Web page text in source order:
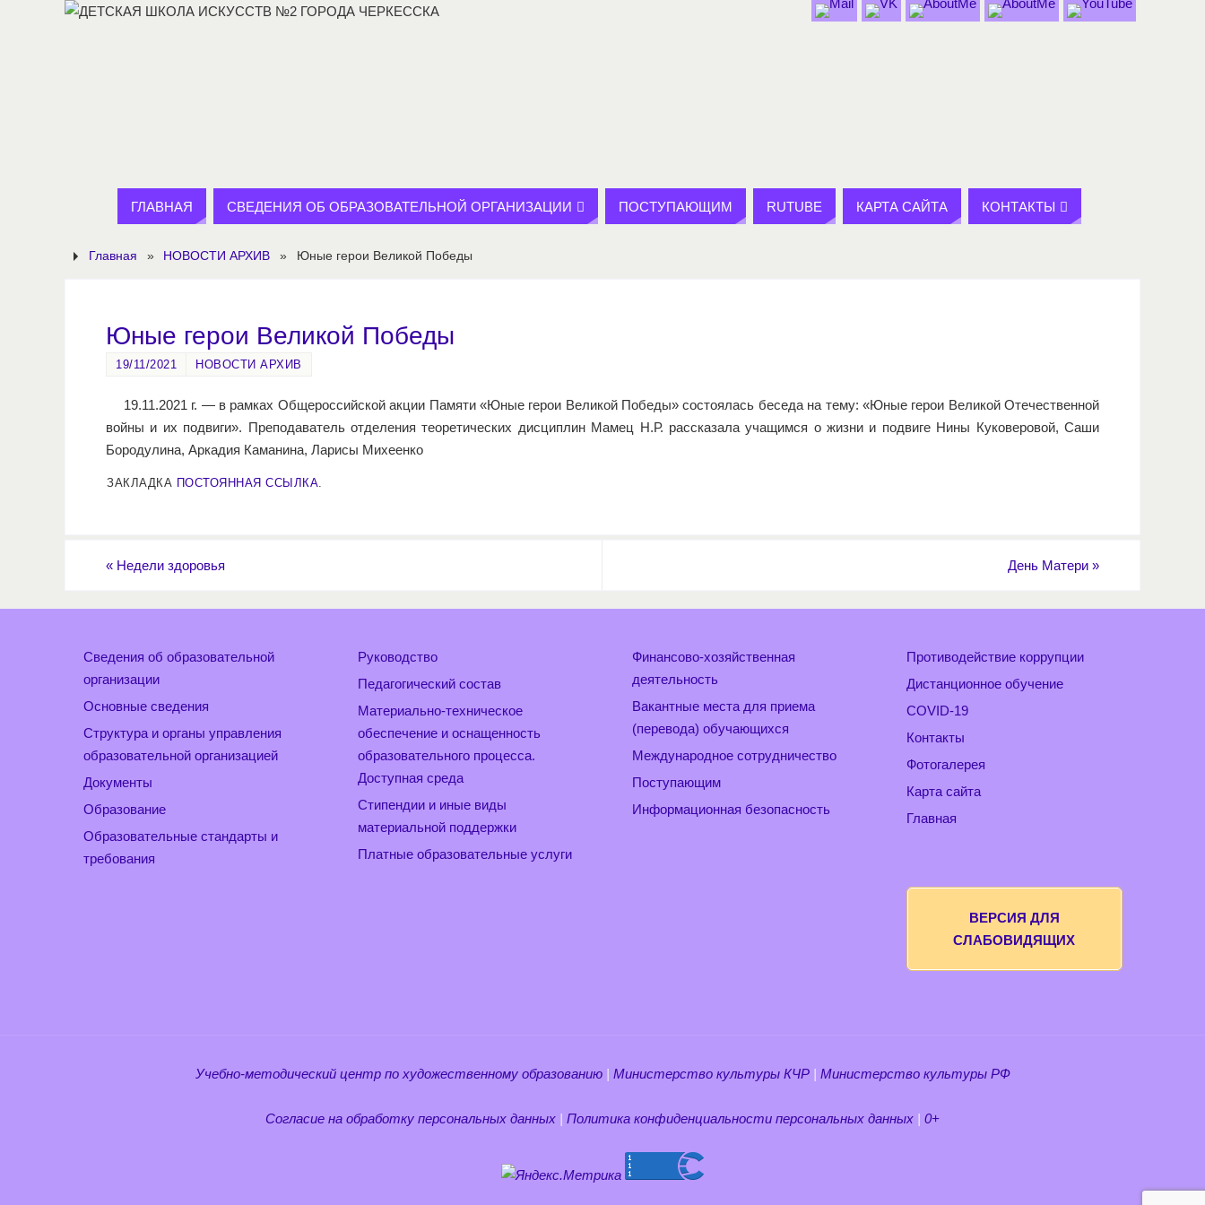
ГЛАВНАЯ СВЕДЕНИЯ ОБ ОБРАЗОВАТЕЛЬНОЙ ОРГАНИЗАЦИИ ПОСТУПАЮЩИМ RUTUBE КАРТА САЙТА КОНТАКТЫ
Главная » НОВОСТИ АРХИВ » Юные герои Великой Победы
Юные герои Великой Победы
19/11/2021 НОВОСТИ АРХИВ
19.11.2021 г. — в рамках Общероссийской акции Памяти «Юные герои Великой Победы» состоялась беседа на тему: «Юные герои Великой Отечественной
войны и их подвиги». Преподаватель отделения теоретических дисциплин Мамец Н.Р. рассказала учащимся о жизни и подвиге Нины Куковеровой, Саши
Бородулина, Аркадия Каманина, Ларисы Михеенко
ЗАКЛАДКА ПОСТОЯННАЯ ССЫЛКА
« Недели здоровья День Матери »
Сведения об образовательной
организации
Основные сведения
Структура и органы управления
образовательной организацией
Документы
Образование
Образовательные стандарты и
требования
Руководство
Педагогический состав
Материально-техническое
обеспечение и оснащенность
образовательного процесса.
Доступная среда
Стипендии и иные виды
материальной поддержки
Платные образовательные услуги
Финансово-хозяйственная
деятельность
Вакантные места для приема
(перевода) обучающихся
Международное сотрудничество
Поступающим
Информационная безопасность
Противодействие коррупции
Дистанционное обучение
COVID-19
Контакты
Фотогалерея
Карта сайта
Главная
ВЕРСИЯ ДЛЯ
СЛАБОВИДЯЩИХ
Учебно-методический центр по художественному образованию| Министерство культуры КЧР| Министерство культуры РФ
Согласие на обработку персональных данных | Политика конфиденциальности персональных данных | 0+